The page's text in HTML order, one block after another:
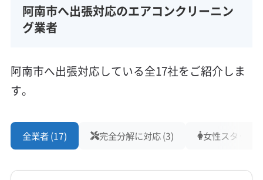
阿南市へ出張対応のエアコンクリーニン
グ業者
阿南市へ出張対応している全17社をご紹介しま
す。
全業者 (17) 完全分解に対応 (3) 女性スタッフ